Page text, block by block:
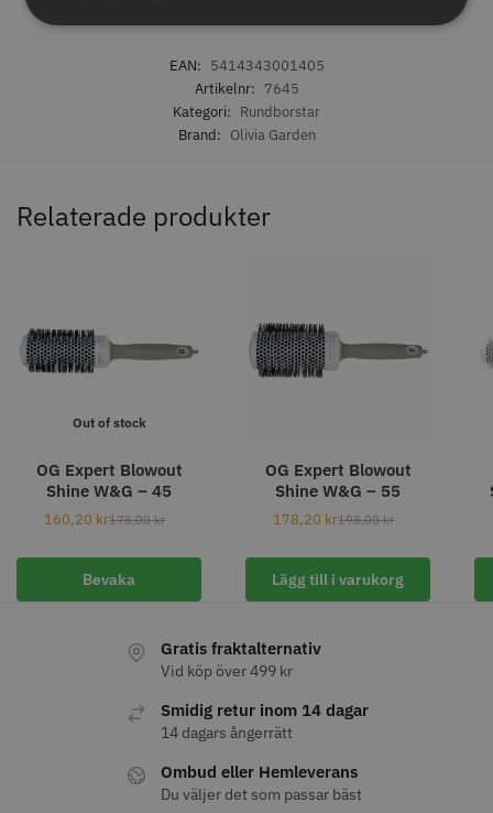
EAN: 5414343001405
Artikelnr: 7645
Kategori: Rundborstar
Brand: Olivia Garden
Relaterade produkter
Out of stock
OG Expert Blowout
Shine W&G – 45
160,20 kr178,00kr
Bevaka
OG Expert Blowout
Shine W&G – 55
178,20 kr198,00kr
Lägg till i varukorg
Gratis fraktalternativ
Vid köp över 499 kr
Smidig retur inom 14 dagar
14 dagars ångerrätt
Ombud eller Hemleverans
Du väljer det som passar bäst
WAHL - Specialolja för skär 118
ml
119.00 kr
JRL - FreshFade 2020C
1799.00 kr1599.00 kr
Säkerhetshyvel - Halmstad
399.00 kr